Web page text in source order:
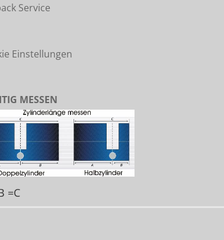
Service
Einstellungen
MESSEN
=C